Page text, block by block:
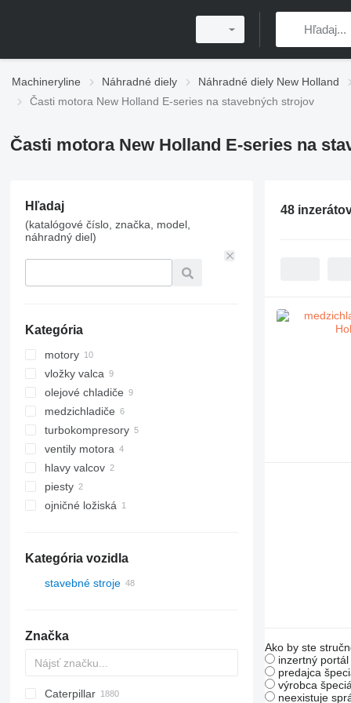
Machineryline Náhradné diely Náhradné diely New Holland
Časti motora New Holland E-series na stavebných strojov
Časti motora New Holland E-series na
Hľadaj
(katalógové číslo, značka, model,
náhradný diel)
Kategória
motory
vložky valca
olejové chladiče
medzichladiče
turbokompresory
ventily motora
hlavy valcov
piesty
ojničné ložiská
Kategória vozidla
stavebné stroje
Značka
Titan
AS
AX
ASC
GA
225LC
600 - series
BC
BB
320
Steiger
570
Caterpillar
48
Ako by ste
inzertný
predajca
výrobca
neexistuje